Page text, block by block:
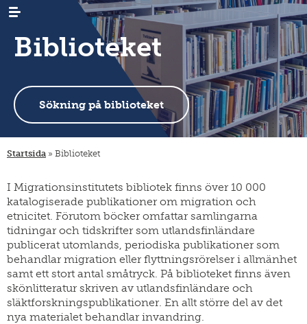
evenemang
FORSKNING
emigration
intern
omflyttning
forskningsprojekt
gästforskare
/
emigrantregistret
insamlingar
BIBLIOTEKET
digitalt
material
PUBLIKATIONER
publikationsserier
migration-
muuttoliike
finnish
yearbook
of
population
MIGRATIONSINSTITUTET
organisationen
och
stadgar
strategi
personal
KONTAKTUPPGIFTER
FI
SWE
Biblioteket
Sökning på biblioteket
Startsida » Biblioteket
I Migrationsinstitutets bibliotek finns över 10 000
katalogiserade publikationer om migration och
etnicitet. Förutom böcker omfattar samlingarna
tidningar och tidskrifter som utlandsfinländare
publicerat utomlands, periodiska publikationer som
behandlar migration eller flyttningsrörelser i allmänhet
samt ett stort antal småtryck. På biblioteket finns även
skönlitteratur skriven av utlandsfinländare och
släktforskningspublikationer. En allt större del av det
nya materialet behandlar invandring.